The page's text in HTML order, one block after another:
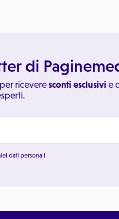
di
riceveresconti esclusivi e
dati personali